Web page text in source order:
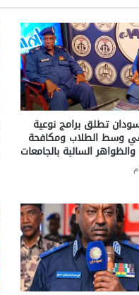
تطلق برامج نوعية
وسط الطلاب ومكافحة
السالبة بالجامعات